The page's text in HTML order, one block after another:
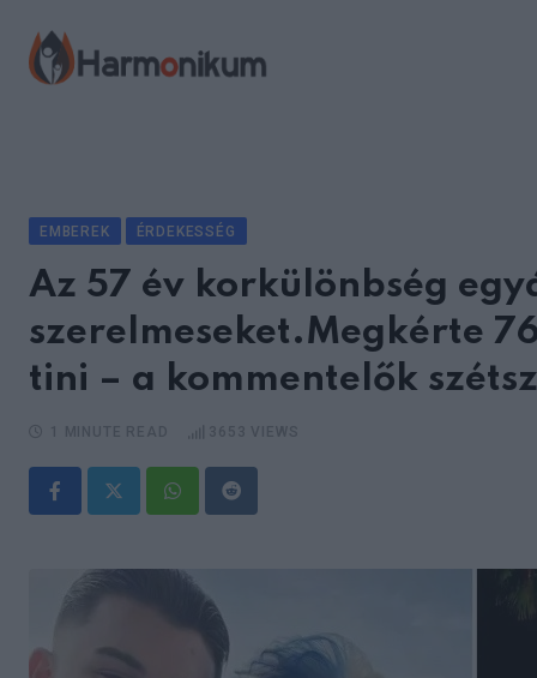
content
EMBEREK ÉRDEKESSÉG
Az 57 év korkülönbség
szerelmeseket.Megkérte
tini – a kommentelők
WhatsappReddit